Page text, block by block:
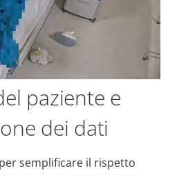
paziente e
dei dati
semplificare il rispetto